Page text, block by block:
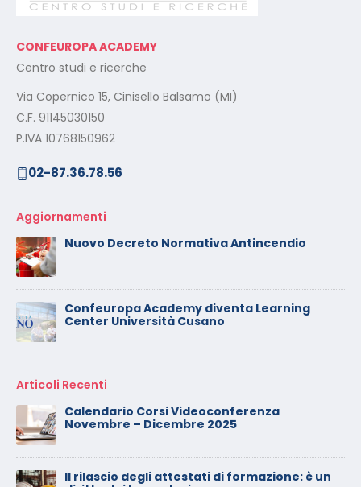
CONFEUROPA ACADEMY
Centro studi e ricerche
Via Copernico 15, Cinisello Balsamo (MI)
C.F. 91145030150
P.IVA 10768150962
02-87.36.78.56
Aggiornamenti
Nuovo Decreto Normativa Antincendio
Confeuropa Academy diventa Learning
Center Università Cusano
Articoli Recenti
Calendario Corsi Videoconferenza
Novembre – Dicembre 2025
Il rilascio degli attestati di formazione: è un